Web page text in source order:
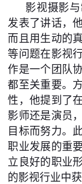
影视摄影
发表了讲话，
而且用生动的
等问题在影视
作是一个团队
都至关重要。
性，他提到了
影师还是演员
目标而努力。
职业发展的重
立良好的职业
的影视行业中